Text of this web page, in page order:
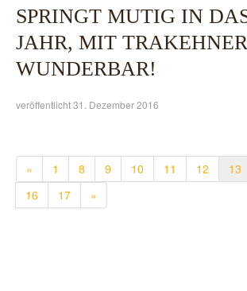
SPRINGT MUTIG IN
JAHR, MIT
WUNDERBAR!
veröffentlicht 31. Dezember 2016
« 1 8 9 10 11 12 13
16
17 »